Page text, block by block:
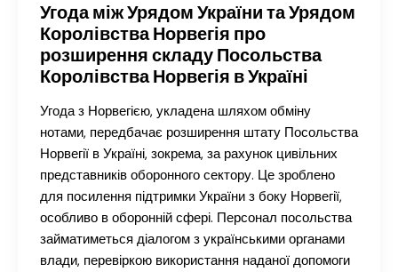
Угода між Урядом України та Урядом
Королівства Норвегія про
розширення складу Посольства
Королівства Норвегія в Україні
Угода з Норвегією, укладена шляхом обміну
нотами, передбачає розширення штату Посольства
Норвегії в Україні, зокрема, за рахунок цивільних
представників оборонного сектору. Це зроблено
для посилення підтримки України з боку Норвегії,
особливо в оборонній сфері. Персонал посольства
займатиметься діалогом з українськими органами
влади, перевіркою використання наданої допомоги